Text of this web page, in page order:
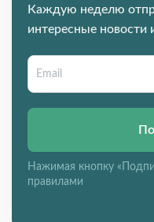
Каждую неделю
интересные новости
Нажимая кнопку
правилами